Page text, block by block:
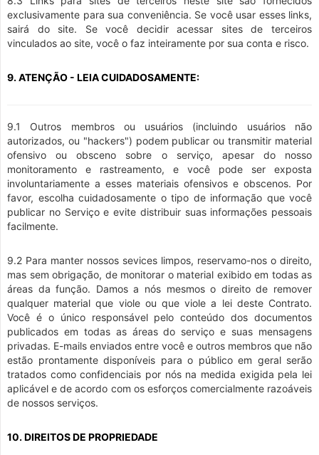
exclusivamente para sua conveniência. Se você usar esses links,
sairá do site. Se você decidir acessar sites de terceiros
vinculados ao site, você o faz inteiramente por sua conta e risco.
9. ATENÇÃO - LEIA CUIDADOSAMENTE:
9.1 Outros membros ou usuários (incluindo usuários não
autorizados, ou "hackers") podem publicar ou transmitir material
ofensivo ou obsceno sobre o serviço, apesar do nosso
monitoramento e rastreamento, e você pode ser exposta
involuntariamente a esses materiais ofensivos e obscenos. Por
favor, escolha cuidadosamente o tipo de informação que você
publicar no Serviço e evite distribuir suas informações pessoais
facilmente.
9.2 Para manter nossos sevices limpos, reservamo-nos o direito,
mas sem obrigação, de monitorar o material exibido em todas as
áreas da função. Damos a nós mesmos o direito de remover
qualquer material que viole ou que viole a lei deste Contrato.
Você é o único responsável pelo conteúdo dos documentos
publicados em todas as áreas do serviço e suas mensagens
privadas. E-mails enviados entre você e outros membros que não
estão prontamente disponíveis para o público em geral serão
tratados como confidenciais por nós na medida exigida pela lei
aplicável e de acordo com os esforços comercialmente razoáveis
de nossos serviços.
10. DIREITOS DE PROPRIEDADE